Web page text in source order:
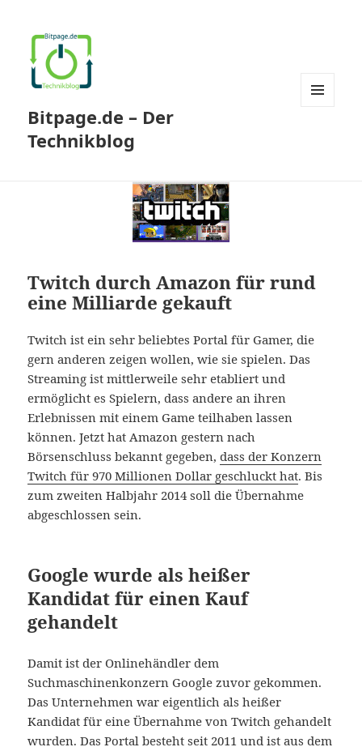
Bitpage.de – Der
Technikblog
Twitch durch Amazon für rund
eine Milliarde gekauft
Twitch ist ein sehr beliebtes Portal für Gamer, die
gern anderen zeigen wollen, wie sie spielen. Das
Streaming ist mittlerweile sehr etabliert und
ermöglicht es Spielern, dass andere an ihren
Erlebnissen mit einem Game teilhaben lassen
können. Jetzt hat Amazon gestern nach
Börsenschluss bekannt gegeben,dass der Konzern
Twitch für 970 Millionen Dollar geschluckt hat. Bis
zum zweiten Halbjahr 2014 soll die Übernahme
abgeschlossen sein.
Google wurde als heißer
Kandidat für einen Kauf
gehandelt
Damit ist der Onlinehändler dem
Suchmaschinenkonzern Google zuvor gekommen.
Das Unternehmen war eigentlich als heißer
Kandidat für eine Übernahme von Twitch gehandelt
wurden. Das Portal besteht seit 2011 und ist aus dem